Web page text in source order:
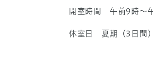
開室時間 午前9時～
休室日 夏期（3日間